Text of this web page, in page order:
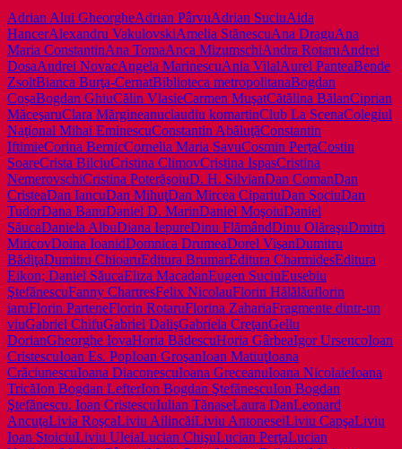
al
Cărţii
de
Poezie
/
editia
a
III-
a
Adrian Alui GheorgheAdrian PârvuAdrian SuciuAida
HancerAlexandru VakulovskiAmelia StănescuAna DraguAna
Maria ConstantinAna TomaAnca MizumschiAndra RotaruAndrei
DosaAndrei NovacAngela MarinescuAnia VilalAurel PanteaBende
ZsoltBianca Burţa-CernatBiblioteca metropolitanaBogdan
CoșaBogdan GhiuCălin VlasieCarmen MuşatCătălina BălanCiprian
MăceşaruClara Mărgineanuclaudiu komartinClub La ScenaColegiul
Naţional Mihai EminescuConstantin AbăluţăConstantin
IftimieCorina BernicCornelia Maria SavuCosmin PerţaCostin
SoareCrista BilciuCristina ClimovCristina IspasCristina
NemerovschiCristina PoterăşoiuD. H. SilvianDan ComanDan
CristeaDan IancuDan MihuţDan Mircea CipariuDan SociuDan
TudorDana BanuDaniel D. MarinDaniel MoşoiuDaniel
SăucaDaniela AlbuDiana IepureDinu FlămândDinu OlăraşuDmitri
MiticovDoina IoanidDomnica DrumeaDorel VişanDumitru
BădiţaDumitru ChioaruEditura BrumarEditura CharmidesEditura
Eikon; Daniel SăucaEliza MacadanEugen SuciuEusebiu
ŞtefănescuFanny ChartresFelix NicolauFlorin Hălălăuflorin
iaruFlorin ParteneFlorin RotaruFlorina ZahariaFragmente dintr-un
viuGabriel ChifuGabriel DalişGabriela CreţanGellu
DorianGheorghe IovaHoria BădescuHoria GârbeaIgor UrsencoIoan
CristescuIoan Es. PopIoan GroşanIoan MatiuţIoana
CrăciunescuIoana DiaconescuIoana GreceanuIoana NicolaieIoana
TricăIon Bogdan LefterIon Bogdan ŞtefănescuIon Bogdan
Ştefănescu. Ioan CristescuIulian TănaseLaura DanLeonard
AncuţaLivia RoşcaLiviu AilincăiLiviu AntoneseiLiviu CapşaLiviu
Ioan StoiciuLiviu UleiaLucian ChişuLucian PerţaLucian